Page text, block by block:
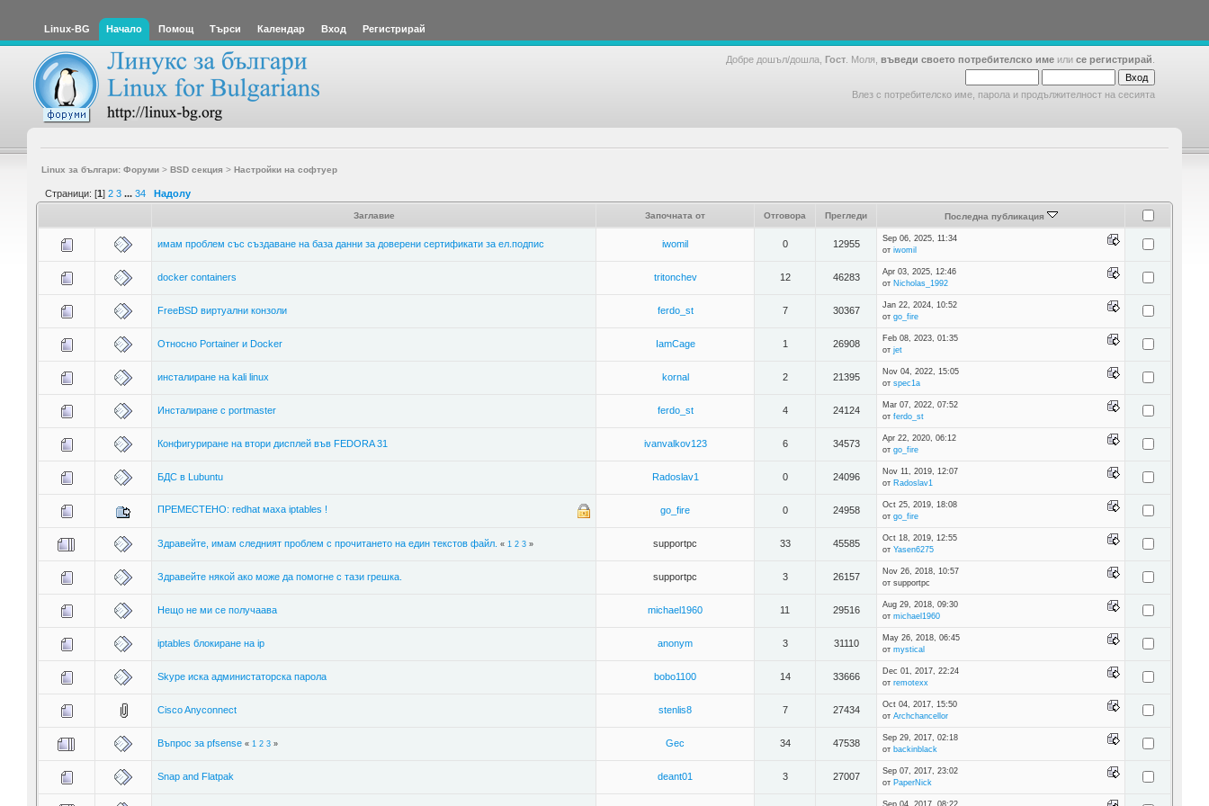
Linux-BG Начало Помощ Търси Календар Вход Регистрирай
Добре дошъл/дошла, Гост . Моля, въведи своето потребителско име или се регистрирай
Влез с потребителско име, парола и продължителност на сесията
Linux за българи: Форуми> BSD секция > Настройки на софтуер
Страници: [1] 2 3 ... 34 Надолу
Заглавие Започната от Отговора Прегледи Последна публикация
имам проблем със създаване на база данни за доверени сертификати за ел.подпис iwomil 0 12955
Sep 06, 2025, 11:34
от iwomil
docker containers tritonchev 12 46283
Apr 03, 2025, 12:46
от Nicholas_1992
FreeBSD виртуални конзоли ferdo_st 7 30367
Jan 22, 2024, 10:52
от go_fire
Относно Portainer и Docker IamCage 1 26908
Feb 08, 2023, 01:35
от jet
инсталиране на kali linux kornal 2 21395
Nov 04, 2022, 15:05
от spec1a
Инсталиране с portmaster ferdo_st 4 24124
Mar 07, 2022, 07:52
от ferdo_st
Конфигуриране на втори дисплей във FEDORA 31 ivanvalkov123 6 34573
Apr 22, 2020, 06:12
от go_fire
БДС в Lubuntu Radoslav1 0 24096
Nov 11, 2019, 12:07
от Radoslav1
ПРЕМЕСТЕНО: redhat маха iptables ! go_fire 0 24958
Oct 25, 2019, 18:08
от go_fire
Здравейте, имам следният проблем с прочитането на един текстов файл. « 1 2 3» supportpc 33 45585
Oct 18, 2019, 12:55
от Yasen6275
Здравейте някой ако може да помогне с тази грешка. supportpc 3 26157
Nov 26, 2018, 10:57
от supportpc
Нещо не ми се получаава michael1960 11 29516
Aug 29, 2018, 09:30
от michael1960
iptables блокиране на ip anonym 3 31110
May 26, 2018, 06:45
от mystical
Skype иска администаторска парола bobo1100 14 33666
Dec 01, 2017, 22:24
от remotexx
Cisco Anyconnect stenlis8 7 27434
Oct 04, 2017, 15:50
от Archchancellor
Въпрос за pfsense « 1 2 3» Gec 34 47538
Sep 29, 2017, 02:18
от backinblack
Snap and Flatpak deant01 3 27007
Sep 07, 2017, 23:02
от PaperNick
Sep 04, 2017, 08:22